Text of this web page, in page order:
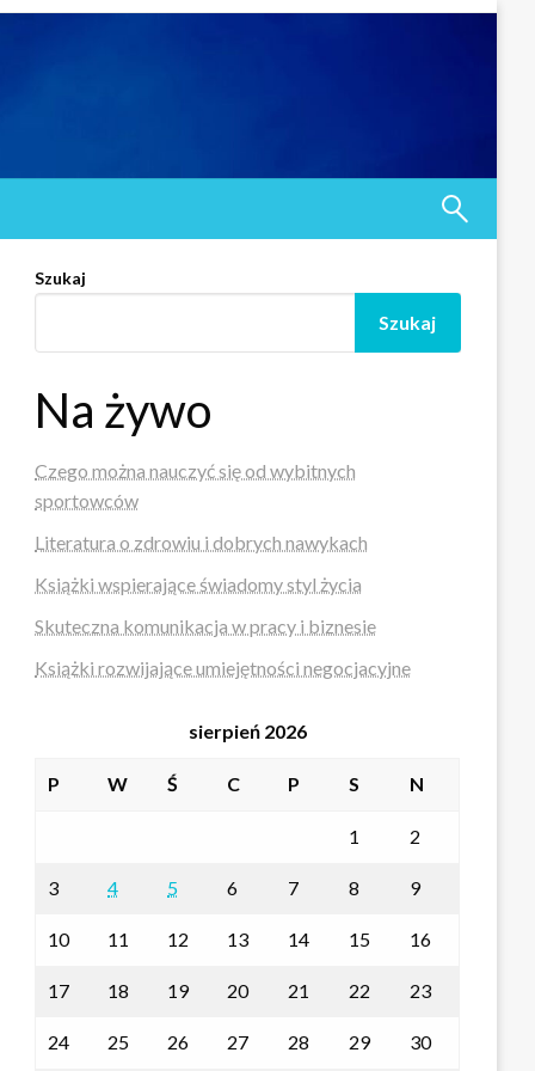
Szukaj
Szukaj
Na żywo
Czego można nauczyć się od wybitnych
sportowców
Literatura o zdrowiu i dobrych nawykach
Książki wspierające świadomy styl życia
Skuteczna komunikacja w pracy i biznesie
Książki rozwijające umiejętności negocjacyjne
sierpień 2026
P W Ś C P S N
1 2
3 4 5 6 7 8 9
10 11 12 13 14 15 16
17 18 19 20 21 22 23
24 25 26 27 28 29 30